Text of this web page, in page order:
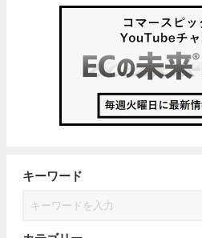
キーワード